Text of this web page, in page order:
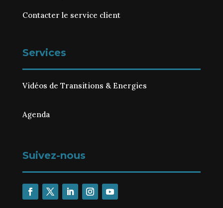
Contacter le service client
Services
Vidéos de Transitions & Energies
Agenda
Suivez-nous